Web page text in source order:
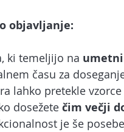
objavljanje:
ki temeljijo na
času za
lahko pretekle
dosežete čim večji
je še